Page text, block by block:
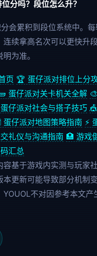
分吗？段位怎么升？
会累积到段位系统中。
连续拿高名次可以更快升
为准。
页 🏆 蛋仔派对排位上分
蛋仔派对关卡机关全解
仔派对社会与搭子技巧
仔派对地图策略指南 ⚡
礼仪与沟通指南 🏥 游戏
汇总
容基于游戏内实测与玩家
本更新可能导致部分机制
YOUOL不对因参考本文产